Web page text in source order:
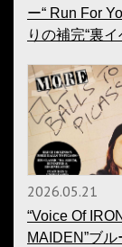
ー“ Run For
りの補完“裏イ
2026.05.21
“Voice Of IRON
MAIDEN”ブル